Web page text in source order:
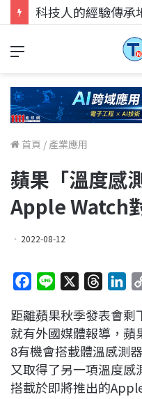
首頁 / 產業應用
蘋果「溫度感
Apple Watch
2022-08-12
c
e
b
o
o
n
e
r
e
a
d
s
n
k
e
d
I
距離蘋果秋季發表會剩
就有外國媒體報導，
8有機會搭載體溫感測
又取得了另一項溫度
搭載於即將推出的